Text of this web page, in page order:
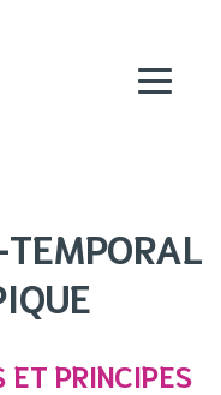
ET PRINCIPES